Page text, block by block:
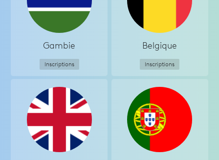
Gambie
Inscriptions
Belgique
Inscriptions